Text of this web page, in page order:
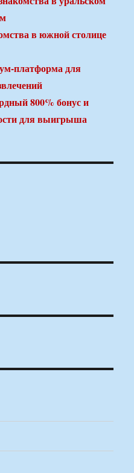
в южной столице
платформа для
800% бонус и
для выигрыша